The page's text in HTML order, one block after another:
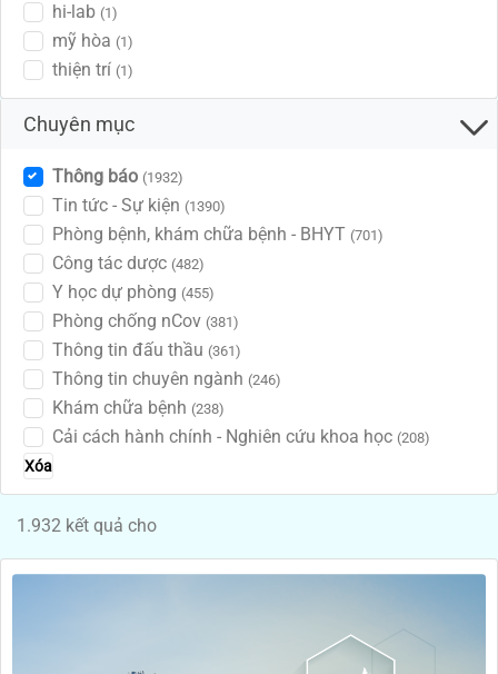
hi-lab (1)
mỹ hòa (1)
thiện trí (1)
Chuyên mục
Thông báo (1932)
Tin tức - Sự kiện (1390)
Phòng bệnh, khám chữa bệnh - BHYT (701)
Công tác dược (482)
Y học dự phòng (455)
Phòng chống nCov (381)
Thông tin đấu thầu (361)
Thông tin chuyên ngành (246)
Khám chữa bệnh (238)
Cải cách hành chính - Nghiên cứu khoa học (208)
Xóa
1.932 kết quả cho